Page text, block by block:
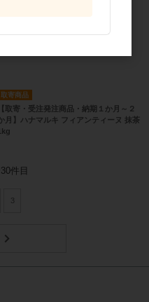
取寄商品
【取寄・受注発注商品・納期１か月～２
月】ハナマルキ フィアンティーヌ 抹茶
件目
3